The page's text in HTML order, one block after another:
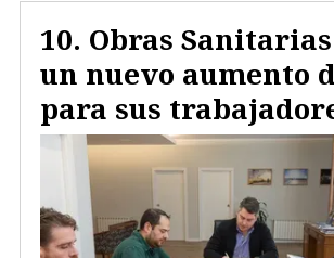
Obras
un nuevo aumento
para sus